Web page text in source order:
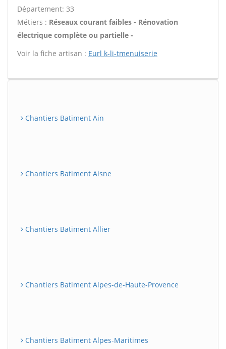
Département: 33
Métiers : Réseaux courant faibles - Rénovation
électrique complète ou partielle -
Voir la fiche artisan : Eurl k-li-tmenuiserie
Chantiers Batiment Ain
Chantiers Batiment Aisne
Chantiers Batiment Allier
Chantiers Batiment Alpes-de-Haute-Provence
Chantiers Batiment Alpes-Maritimes